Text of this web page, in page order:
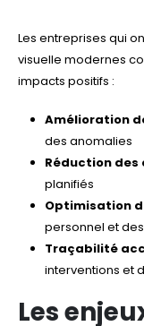
Les entreprises qui
visuelle modernes
impacts positifs :
Amélioration
des anomalies
Réduction des
planifiés
Optimisation
personnel et
Traçabilité
interventions et
Les